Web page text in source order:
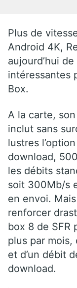
Plus de
Android 4K,
aujourd’hui
intéressantes
Box.
A la carte,
inclut sans
lustres
download,
les débits
soit 300Mb/s
en envoi.
renforcer
box 8 de SFR
plus par
et d’un débit
download.